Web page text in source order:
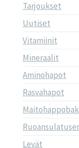
Tarjoukset
Uutiset
Vitamiinit
Mineraalit
Aminohapot
Rasvahapot
Levät